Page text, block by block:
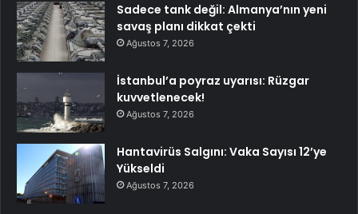
Sadece tank değil: Almanya’nın yeni
savaş planı dikkat çekti
Ağustos 7, 2026
İstanbul’a poyraz uyarısı: Rüzgar
kuvvetlenecek!
Ağustos 7, 2026
Hantavirüs Salgını: Vaka Sayısı 12’ye
Yükseldi
Ağustos 7, 2026